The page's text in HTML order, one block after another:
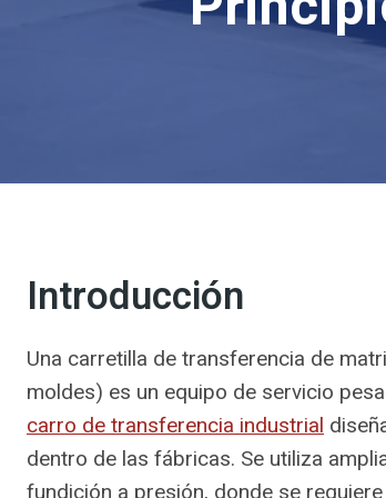
Introducción
Una carretilla de transferencia de
moldes) es un equipo de servicio
carro de transferencia industrial
dentro de las fábricas. Se utiliza
fundición a presión, donde se